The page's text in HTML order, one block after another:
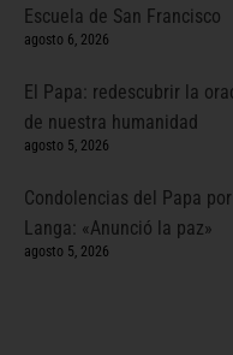
Escuela de San Francisco
agosto 6, 2026
El Papa: redescubrir la
de nuestra humanidad
agosto 5, 2026
Condolencias del Papa
Langa: «Anunció la paz»
agosto 5, 2026